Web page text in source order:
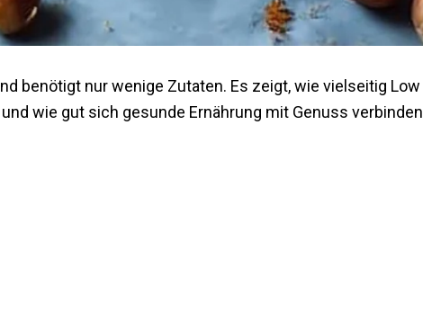
benötigt nur wenige Zutaten. Es zeigt, wie vielseitig Low
wie gut sich gesunde Ernährung mit Genuss verbinden